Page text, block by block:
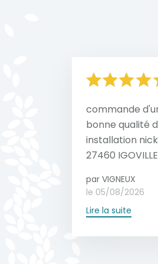
commande
bonne qualité
installation
27460
par VIGNEUX
le 05/08/2026
Lire la suite